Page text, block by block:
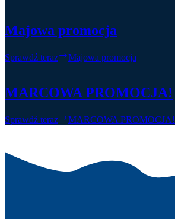
Majowa promocja
Sprawdź teraz Majowa promocja
MARCOWA PROMOCJA!
Sprawdź teraz MARCOWA PROMOCJA!